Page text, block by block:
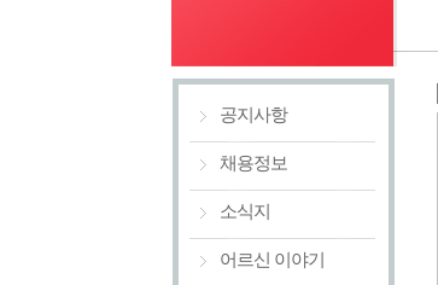
공지사항
채용정보
소식지
어르신 이야기